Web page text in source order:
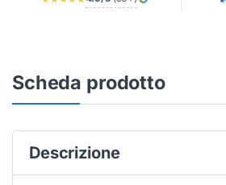
Scheda prodotto
Descrizione